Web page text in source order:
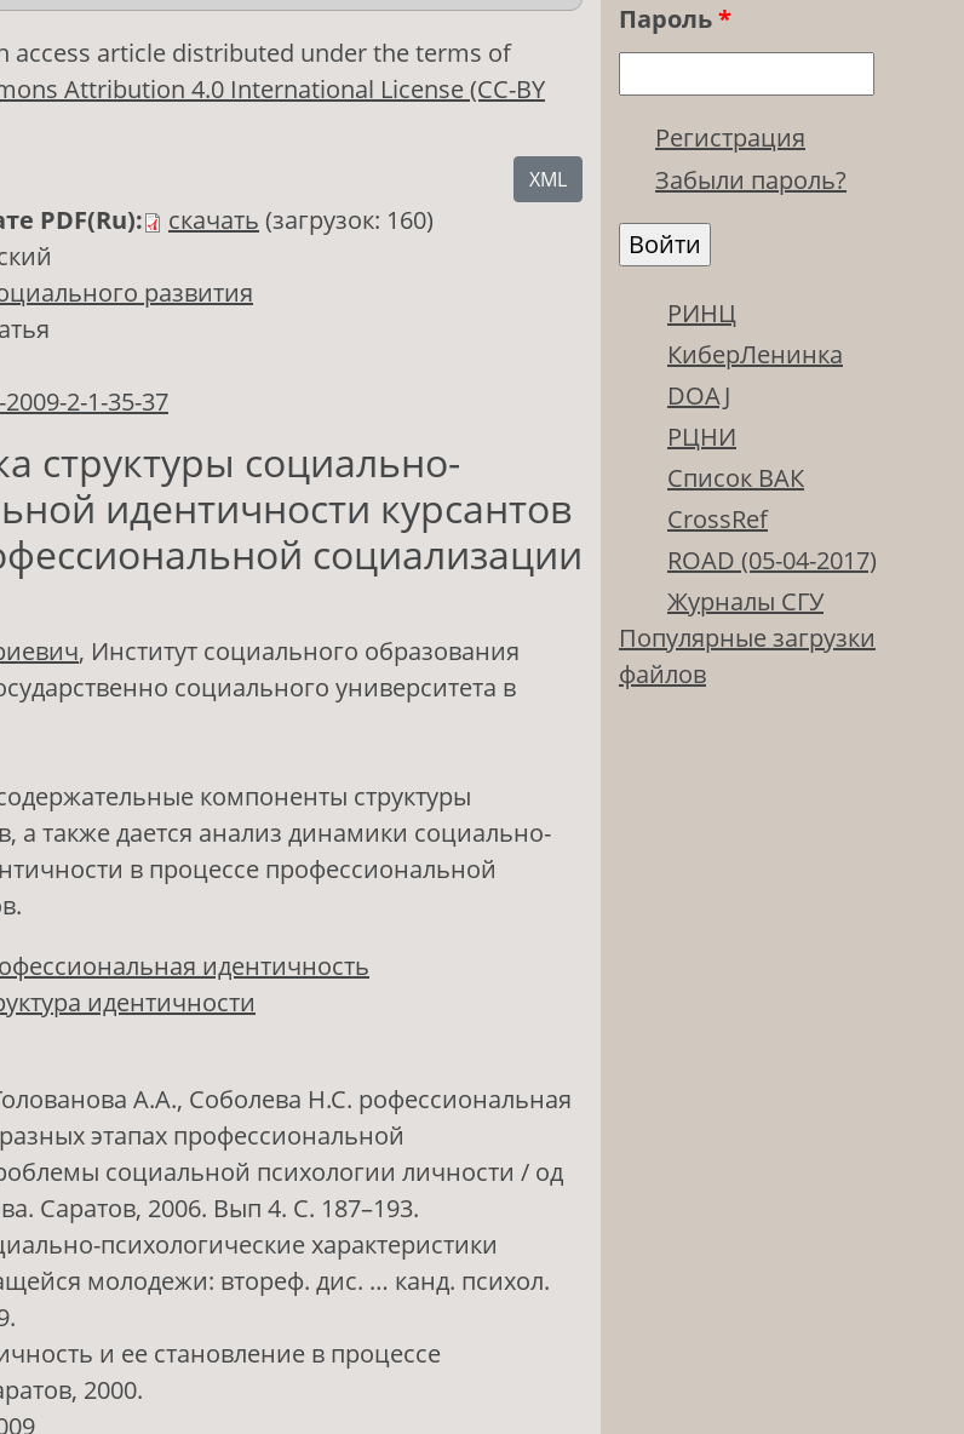
access article distributed under the terms of
Attribution 4.0 International License (CC-BY
XML
PDF(Ru): скачать (загрузок: 160)
развития
2-1-35-37
структуры социально-
идентичности курсантов
социализации
, Институт социального образования
социального университета в
компоненты структуры
а также дается анализ динамики социально-
в процессе профессиональной
идентичность
идентичности
А.А., Соболева Н.С. рофессиональная
этапах профессиональной
социальной психологии личности / од
Саратов, 2006. Вып 4. С. 187–193.
психологические характеристики
молодежи: втореф. дис. … канд. психол.
и ее становление в процессе
2000.
Пароль*
Регистрация
Забыли пароль?
РИНЦ
КиберЛенинка
DOAJ
РЦНИ
Список ВАК
CrossRef
ROAD (05-04-2017)
Журналы СГУ
Популярные загрузки
файлов